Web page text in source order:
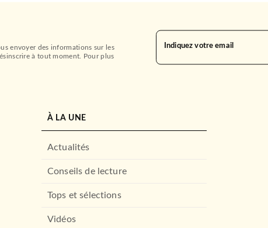
envoyer des informations sur les
à tout moment. Pour plus
Indiquez votre email
À LA UNE
Actualités
Conseils de lecture
Tops et sélections
Vidéos